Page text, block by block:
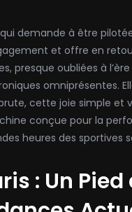
demande à être
et offre en
presque oubliées à l’ère
omniprésentes.
cette joie simple et
conçue pour la
heures des sportives
: Un Pied